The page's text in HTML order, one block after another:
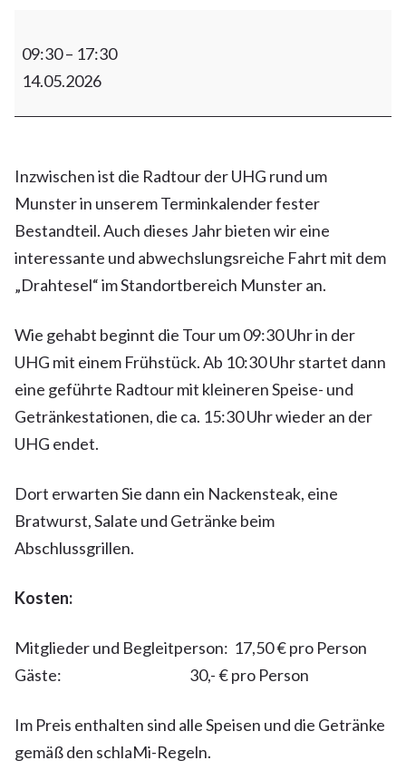
09:30– 17:30
14.05.2026
Inzwischen ist die Radtour der UHG rund um
Munster in unserem Terminkalender fester
Bestandteil. Auch dieses Jahr bieten wir eine
interessante und abwechslungsreiche Fahrt mit dem
„Drahtesel“ im Standortbereich Munster an.
Wie gehabt beginnt die Tour um 09:30 Uhr in der
UHG mit einem Frühstück. Ab 10:30 Uhr startet dann
eine geführte Radtour mit kleineren Speise- und
Getränkestationen, die ca. 15:30 Uhr wieder an der
UHG endet.
Dort erwarten Sie dann ein Nackensteak, eine
Bratwurst, Salate und Getränke beim
Abschlussgrillen.
Kosten:
Mitglieder und Begleitperson: 17,50 € pro Person
Gäste: 30,- € pro Person
Im Preis enthalten sind alle Speisen und die Getränke
gemäß den schlaMi-Regeln.